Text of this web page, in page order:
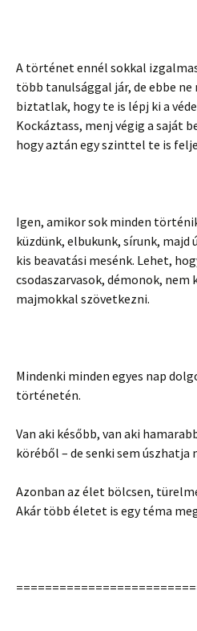
A történet ennél sokkal
több tanulsággal jár, de ebbe
biztatlak, hogy te is lépj ki a
Kockáztass, menj végig a saját
hogy aztán egy szinttel te is
Igen, amikor sok minden
küzdünk, elbukunk, sírunk, majd
kis beavatási mesénk. Lehet,
csodaszarvasok, démonok,
majmokkal szövetkezni.
Mindenki minden egyes nap
történetén.
Van aki később, van aki
köréből – de senki sem úszhatja
Azonban az élet bölcsen,
Akár több életet is egy téma